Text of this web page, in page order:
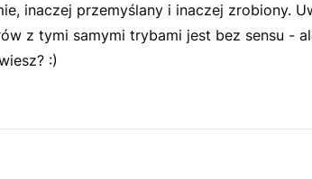
inaczej przemyślany i inaczej zrobiony.
z tymi samymi trybami jest bez sensu -
:)